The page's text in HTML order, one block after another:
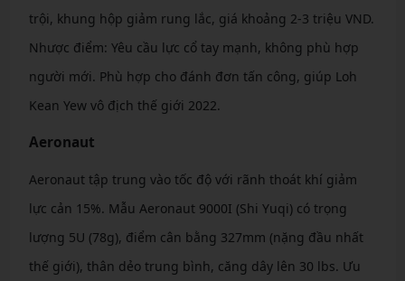
trội, khung hộp giảm rung lắc, giá khoảng 2-3 triệu VND.
Nhược điểm: Yêu cầu lực cổ tay mạnh, không phù hợp
người mới. Phù hợp cho đánh đơn tấn công, giúp Loh
Kean Yew vô địch thế giới 2022.
Aeronaut
Aeronaut tập trung vào tốc độ với rãnh thoát khí giảm
lực cản 15%. Mẫu Aeronaut 9000I (Shi Yuqi) có trọng
lượng 5U (78g), điểm cân bằng 327mm (nặng đầu nhất
thế giới), thân dẻo trung bình, căng dây lên 30 lbs. Ưu